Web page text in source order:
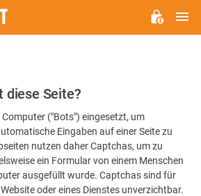
diese Seite?
Computer ("Bots") eingesetzt, um
Eingaben auf einer Seite zu
nutzen daher Captchas, um zu
ein Formular von einem Menschen
ausgefüllt wurde. Captchas sind für
oder eines Dienstes unverzichtbar.